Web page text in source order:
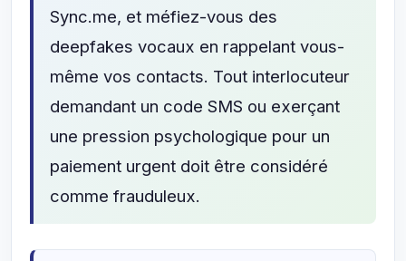
Sync.me, et méfiez-vous des
deepfakes vocaux en rappelant vous-
même vos contacts. Tout interlocuteur
demandant un code SMS ou exerçant
une pression psychologique pour un
paiement urgent doit être considéré
comme frauduleux.